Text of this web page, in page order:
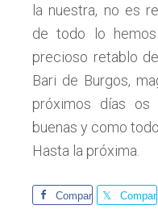
la nuestra, no es
de todo lo
precioso retablo
Bari de Burgos,
próximos días os
buenas y como
Hasta la próxima.
Comparte